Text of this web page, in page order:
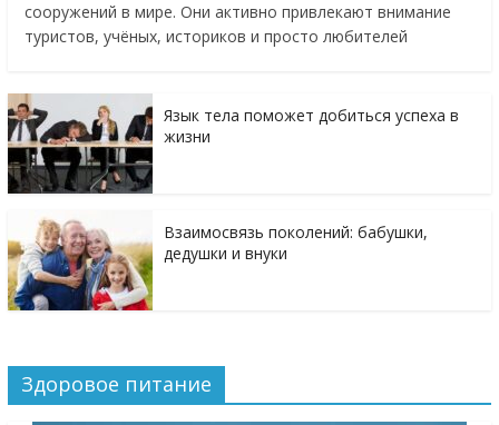
сооружений в мире. Они активно привлекают внимание
туристов, учёных, историков и просто любителей
Язык тела поможет добиться успеха в
жизни
Взаимосвязь поколений: бабушки,
дедушки и внуки
Здоровое питание